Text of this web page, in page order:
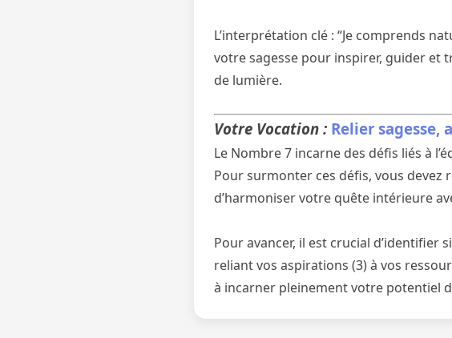
L’interprétation clé : “Je comprends
votre sagesse pour inspirer, guider et
de lumière.
Votre Vocation : Relier
Le Nombre 7 incarne des défis liés à
Pour surmonter ces défis, vous devez
d’harmoniser votre quête intérieure
Pour avancer, il est crucial d’identifier
reliant vos aspirations (3) à vos
à incarner pleinement votre potentiel